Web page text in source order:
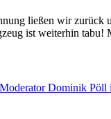
ließen wir
ist weiterhin tabu!